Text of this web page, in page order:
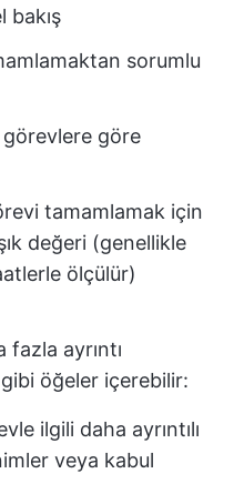
bakış
sorumlu
göre
tamamlamak için
değeri (genellikle
ölçülür)
fazla ayrıntı
öğeler içerebilir:
ilgili daha ayrıntılı
veya kabul